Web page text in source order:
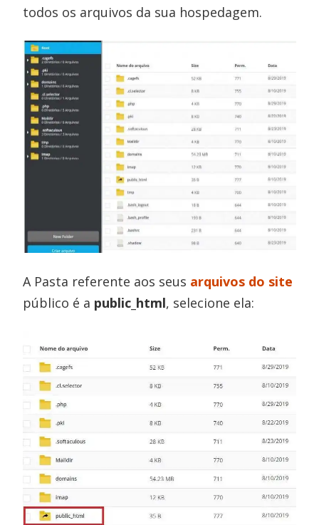
todos os arquivos da sua hospedagem.
A Pasta referente aos seus arquivos do site
público é a public_html, selecione ela: